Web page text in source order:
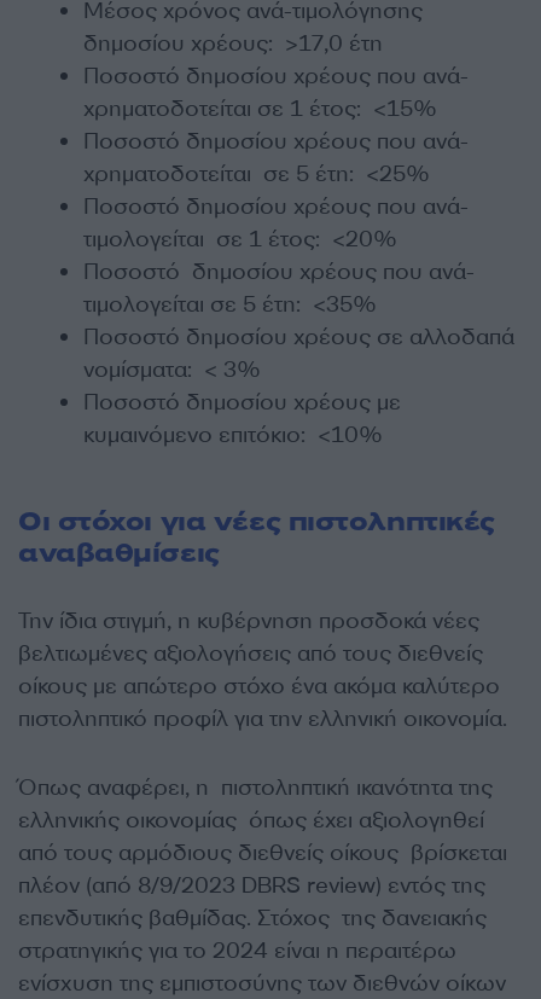
Μέσος χρόνος ανά-τιμολόγησης
δημοσίου χρέους: >17,0 έτη
Ποσοστό δημοσίου χρέους που ανά-
χρηματοδοτείται σε 1 έτος: <15%
Ποσοστό δημοσίου χρέους που ανά-
χρηματοδοτείται σε 5 έτη: <25%
Ποσοστό δημοσίου χρέους που ανά-
τιμολογείται σε 1 έτος: <20%
Ποσοστό δημοσίου χρέους που ανά-
τιμολογείται σε 5 έτη: <35%
Ποσοστό δημοσίου χρέους σε αλλοδαπά
νομίσματα: < 3%
Ποσοστό δημοσίου χρέους με
κυμαινόμενο επιτόκιο: <10%
Οι στόχοι για νέες πιστοληπτικές
αναβαθμίσεις
Την ίδια στιγμή, η κυβέρνηση προσδοκά νέες
βελτιωμένες αξιολογήσεις από τους διεθνείς
οίκους με απώτερο στόχο ένα ακόμα καλύτερο
πιστοληπτικό προφίλ για την ελληνική οικονομία.
Όπως αναφέρει, η πιστοληπτική ικανότητα της
ελληνικής οικονομίας όπως έχει αξιολογηθεί
από τους αρμόδιους διεθνείς οίκους βρίσκεται
πλέον (από 8/9/2023 DBRS review) εντός της
επενδυτικής βαθμίδας. Στόχος της δανειακής
στρατηγικής για το 2024 είναι η περαιτέρω
ενίσχυση της εμπιστοσύνης των διεθνών οίκων